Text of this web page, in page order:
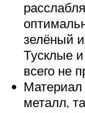
зелёный
Тусклые
всего не
Материал
металл,